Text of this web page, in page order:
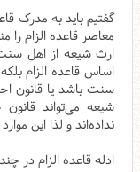
گفتیم باید به مدرک
معاصر قاعده الزام
ارث شیعه از اهل
اساس قاعده الزام
سنت باشد یا قانون
شیعه می‌تواند
نداده‌اند و لذا این
ادله قاعده الزام در